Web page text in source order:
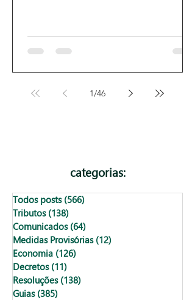
1/46
categorias:
Todos posts (566)
Tributos (138)
Comunicados (64)
Medidas Provisórias (12)
Economia (126)
Decretos (11)
Resoluções (138)
Guias (385)